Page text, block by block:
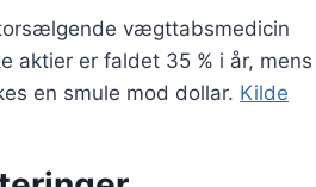
vægttabsmedicin
aktier er faldet 35 % i år, mens
en smule mod dollar. Kilde